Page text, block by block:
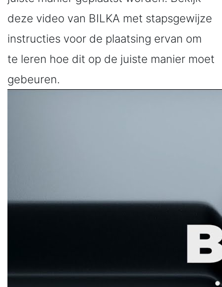
deze video van BILKA met stapsgewijze
instructies voor de plaatsing ervan om
te leren hoe dit op de juiste manier moet
gebeuren.